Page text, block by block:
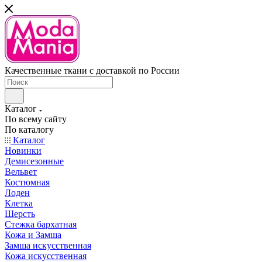
Качественные ткани с доставкой по России
Каталог
По всему сайту
По каталогу
Каталог
Новинки
Демисезонные
Вельвет
Костюмная
Лоден
Клетка
Шерсть
Стежка бархатная
Кожа и Замша
Замша искусственная
Кожа искусственная